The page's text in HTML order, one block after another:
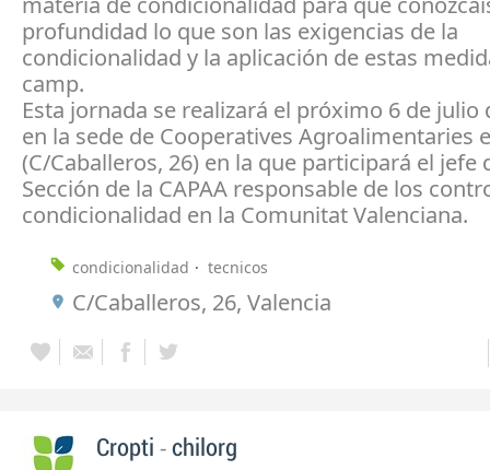
profundidad lo que son las exigencias de la
condicionalidad y la aplicación de estas
camp.
Esta jornada se realizará el próximo 6 de julio
en la sede de Cooperatives Agroalimentaries
(C/Caballeros, 26) en la que participará el jefe
Sección de la CAPAA responsable de los
condicionalidad en la Comunitat Valenciana.
condicionalidad tecnicos
C/Caballeros, 26, Valencia
Cropti - chilorg